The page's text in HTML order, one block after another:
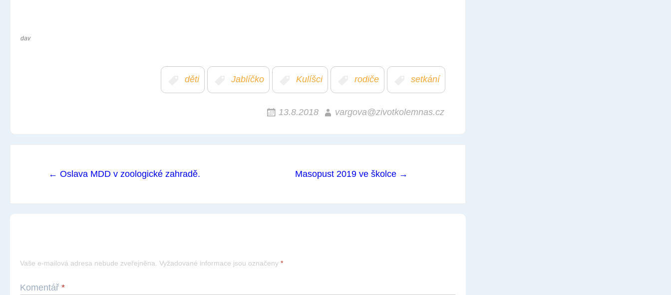
dav
děti Jablíčko Kulíšci rodiče setkání
13.8.2018 vargova@zivotkolemnas.cz
Masopust 2019 ve školce →
← Oslava MDD v zoologické zahradě.
Vaše e-mailová adresa nebude zveřejněna. Vyžadované informace jsou označeny *
Komentář *